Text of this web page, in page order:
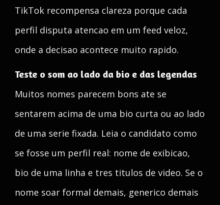
TikTok recompensa clareza porque cada
perfil disputa atencao em um feed veloz,
onde a decisao acontece muito rapido.
Teste o som ao lado da bio e das legendas
Muitos nomes parecem bons ate se
sentarem acima de uma bio curta ou ao lado
de uma serie fixada. Leia o candidato como
se fosse um perfil real: nome de exibicao,
bio de uma linha e tres titulos de video. Se o
nome soar formal demais, generico demais